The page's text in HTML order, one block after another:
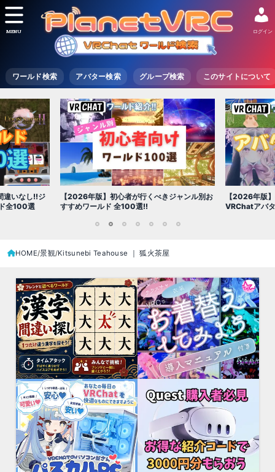
ワールド検索 アバター検索 グループ検索 このサイトについて
ログイン
MENU
ャンル別お
【2026年版】初心者必見!!無料で使える
VRChatアバター（アバターワールド紹介）
【2026年版
世界を味わえ
HOME 景観 Kitsunebi Teahouse ｜ 狐火茶屋